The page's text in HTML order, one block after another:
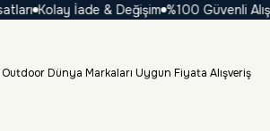
Kolay İade & Değişim %100 Güvenli